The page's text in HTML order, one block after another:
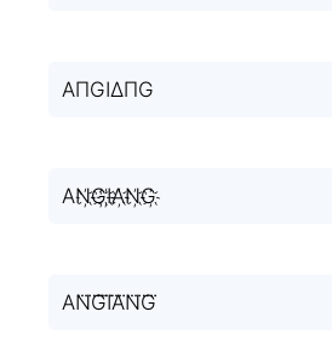
AΠGIΔΠG
AN҉G҉I҉A҉N҉G҉
AN⃜G⃜I⃜A⃜N⃜G⃜